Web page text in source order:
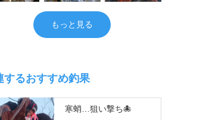
もっと見る
するおすすめ釣果
寒蛸…狙い撃ち🐙